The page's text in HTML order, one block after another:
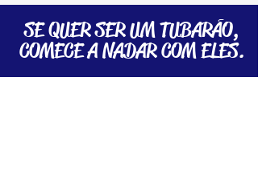
SE QUER SER UM TUBARÃO,
COMECE A NADAR COM ELES.